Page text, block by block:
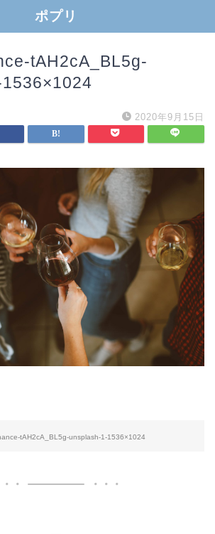
ポプリ
tAH2cA_BL5g-
2020年9月15日
tAH2cA_BL5g-unsplash-1-1536×1024